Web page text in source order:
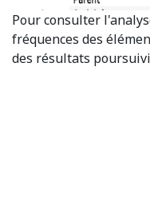
Pour consulter
fréquences des
des résultats